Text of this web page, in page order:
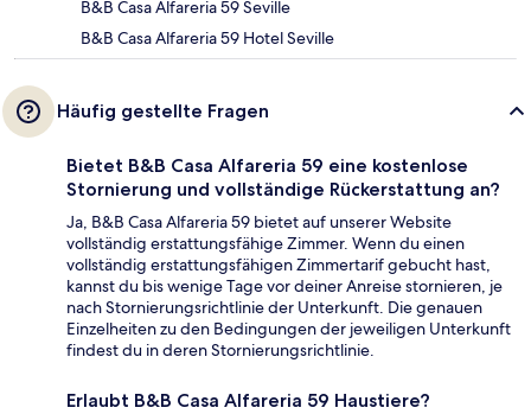
B&B Casa Alfareria 59 Seville
B&B Casa Alfareria 59 Hotel Seville
Häufig gestellte Fragen
Bietet B&B Casa Alfareria 59 eine kostenlose
Stornierung und vollständige Rückerstattung an?
Ja, B&B Casa Alfareria 59 bietet auf unserer Website
vollständig erstattungsfähige Zimmer. Wenn du einen
vollständig erstattungsfähigen Zimmertarif gebucht hast,
kannst du bis wenige Tage vor deiner Anreise stornieren, je
nach Stornierungsrichtlinie der Unterkunft. Die genauen
Einzelheiten zu den Bedingungen der jeweiligen Unterkunft
findest du in deren Stornierungsrichtlinie.
Erlaubt B&B Casa Alfareria 59 Haustiere?